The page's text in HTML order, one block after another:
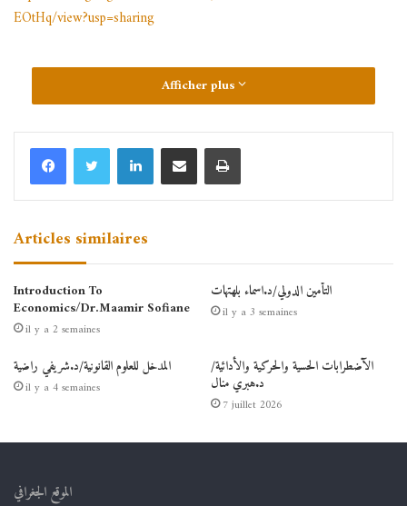
EOtHq/view?usp=sharing
Afficher plus
Linkedin Partager par email Imprimer
Articles similaires
Introduction To
Economics/Dr.Maamir Sofiane
il y a 2 semaines
التأمين الدولي/د.اسماء بلهتهات
il y a 3 semaines
المدخل للعلوم القانونية/د.شريفي راضية
il y a 4 semaines
الآضطرابات الحسية والحركية والأدائية/
د.هبري منال
7 juillet 2026
الموقع الجغرافي